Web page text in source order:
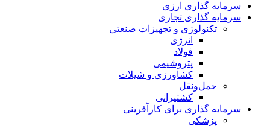
سرمایه گذاری ارزی
سرمایه گذاری تجاری
تکنولوژی و تجهیزات صنعتی
انرژی
فولاد
پتروشیمی
کشاورزی و شیلات
حمل‌و‌نقل
کشتیرانی
سرمایه گذاری برای کارآفرینی
پزشکی